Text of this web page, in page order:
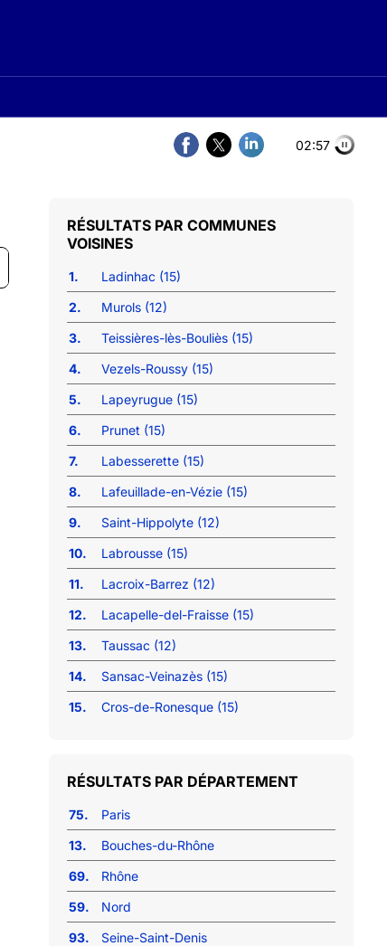
02:56
COMMUNES
VOISINES
1.
Ladinhac (15)
2.
Murols (12)
3.
Teissières-lès-Bouliès (15)
4.
Vezels-Roussy (15)
5.
Lapeyrugue (15)
6.
Prunet (15)
7.
Labesserette (15)
8.
Lafeuillade-en-Vézie (15)
9.
Saint-Hippolyte (12)
10.
Labrousse (15)
11.
Lacroix-Barrez (12)
12.
Lacapelle-del-Fraisse (15)
13.
Taussac (12)
14.
Sansac-Veinazès (15)
15.
Cros-de-Ronesque (15)
RÉSULTATS PAR DÉPARTEMENT
75.
Paris
13.
Bouches-du-Rhône
69.
Rhône
59.
Nord
93.
Seine-Saint-Denis